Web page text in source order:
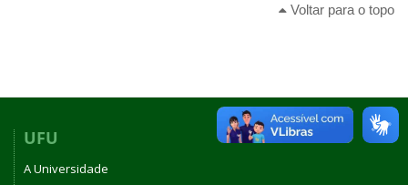
Voltar para o topo
UFU
A Universidade